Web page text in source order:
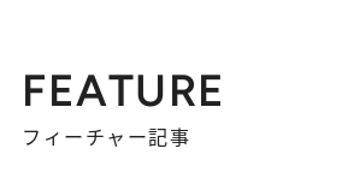
FEATURE
フィーチャー記事